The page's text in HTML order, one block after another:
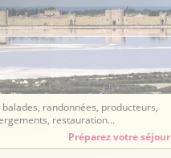
balades, randonnées, producteurs,
restauration...
Préparez votre séjour